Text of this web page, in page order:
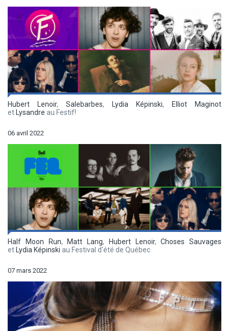
Hubert Lenoir, Salebarbes, Lydia Képinski,
Elliot Maginot
et Lysandre au Festif!
06 avril 2022
Half Moon Run, Matt Lang, Hubert Lenoir,Choses Sauvages
et Lydia Képinski au Festival d'été de Québec
07 mars 2022